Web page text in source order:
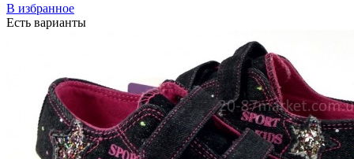
В избранное
Есть варианты